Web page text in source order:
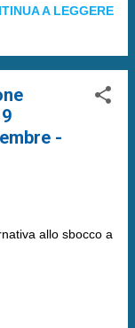
A LEGGERE
-
allo sbocco a